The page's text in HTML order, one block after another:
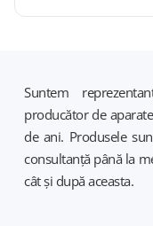
Suntem
producător de
de ani. Produsele
consultanță până la
cât și după aceasta.